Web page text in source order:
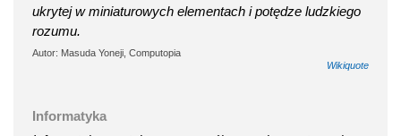
ukrytej w miniaturowych elementach i potędze ludzkiego
rozumu.
Autor: Masuda Yoneji, Computopia
Wikiquote
Informatyka